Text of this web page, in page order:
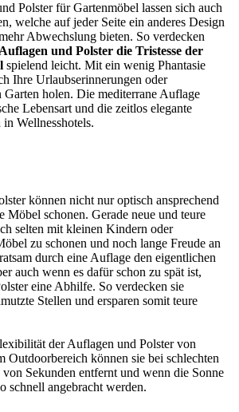
Polster für Gartenmöbel lassen sich auch
welche auf jeder Seite ein anderes Design
Abwechslung bieten. So verdecken
und Polster die Tristesse der
spielend leicht. Mit ein wenig Phantasie
Ihre Urlaubserinnerungen oder
Garten holen. Die mediterrane Auflage
Lebensart und die zeitlos elegante
Wellnesshotels.
können nicht nur optisch ansprechend
Möbel schonen. Gerade neue und teure
selten mit kleinen Kindern oder
zu schonen und noch lange Freude an
durch eine Auflage den eigentlichen
auch wenn es dafür schon zu spät ist,
eine Abhilfe. So verdecken sie
Stellen und ersparen somit teure
der Auflagen und Polster von
Outdoorbereich können sie bei schlechten
Sekunden entfernt und wenn die Sonne
schnell angebracht werden.